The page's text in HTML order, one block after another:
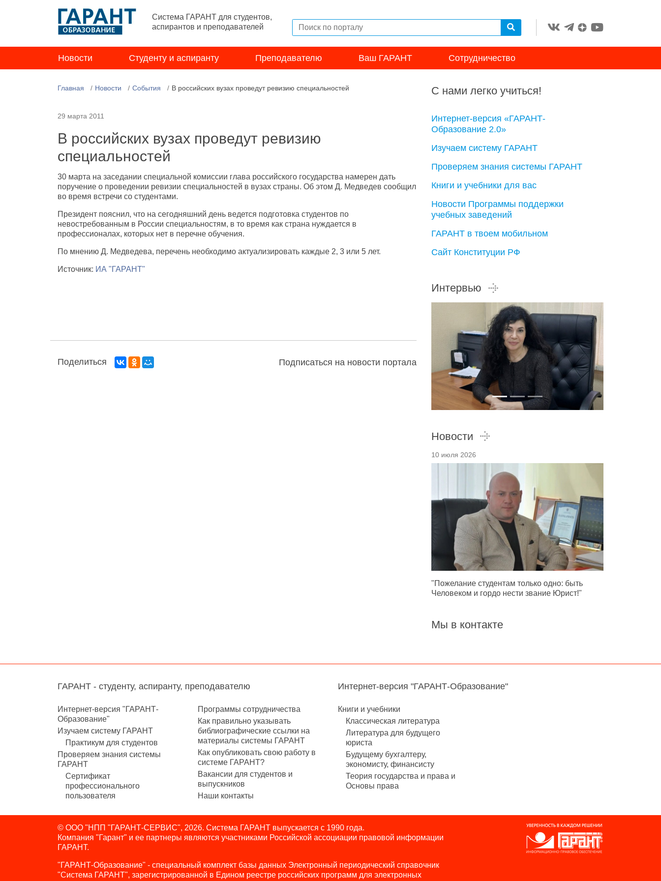
Система ГАРАНТ для студентов,
аспирантов и преподавателей
Новости Студенту и аспиранту Преподавателю Ваш ГАРАНТ Сотрудничество
Главная Новости События В российских вузах проведут ревизию специальностей
29 марта 2011
В российских вузах проведут ревизию
специальностей
30 марта на заседании специальной комиссии глава российского государства намерен дать
поручение о проведении ревизии специальностей в вузах страны. Об этом Д. Медведев сообщил
во время встречи со студентами.
Президент пояснил, что на сегодняшний день ведется подготовка студентов по
невостребованным в России специальностям, в то время как страна нуждается в
профессионалах, которых нет в перечне обучения.
По мнению Д. Медведева, перечень необходимо актуализировать каждые 2, 3 или 5 лет.
Источник: ИА "ГАРАНТ"
Поделиться Подписаться на новости портала
С нами легко учиться!
Интернет-версия «ГАРАНТ-
Образование 2.0»
Изучаем систему ГАРАНТ
Проверяем знания системы ГАРАНТ
Книги и учебники для вас
Новости Программы поддержки
учебных заведений
ГАРАНТ в твоем мобильном
Сайт Конституции РФ
Интервью
Новости
10 июля 2026
"Пожелание студентам только одно: быть
Человеком и гордо нести звание Юрист!"
Мы в контакте
ГАРАНТ - студенту, аспиранту, преподавателю
Интернет-версия "ГАРАНТ-
Образование"
Изучаем систему ГАРАНТ
Практикум для студентов
Проверяем знания системы
ГАРАНТ
Сертификат
профессионального
пользователя
Программы сотрудничества
Как правильно указывать
библиографические ссылки на
материалы системы ГАРАНТ
Как опубликовать свою работу в
системе ГАРАНТ?
Вакансии для студентов и
выпускников
Наши контакты
Интернет-версия "ГАРАНТ-Образование"
Книги и учебники
Классическая литература
Литература для будущего
юриста
Будущему бухгалтеру,
экономисту, финансисту
Теория государства и права и
Основы права
© ООО "НПП "ГАРАНТ-СЕРВИС", 2026. Система ГАРАНТ выпускается с 1990 года.
Компания "Гарант" и ее партнеры являются участниками Российской ассоциации правовой информации
ГАРАНТ.
"ГАРАНТ-Образование" - специальный комплект базы данных Электронный периодический справочник
"Система ГАРАНТ", зарегистрированной в Едином реестре российских программ для электронных